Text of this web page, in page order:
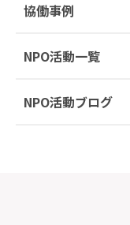
協働事例
NPO活動一覧
NPO活動ブログ